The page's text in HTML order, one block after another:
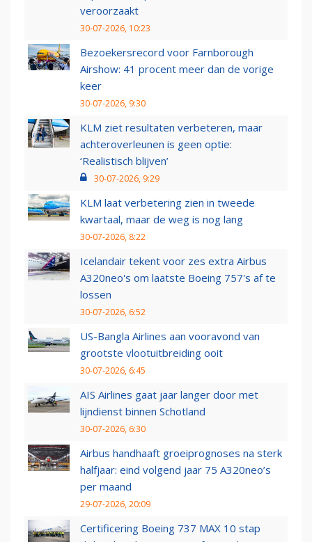
veroorzaakt
30-07-2026, 10:23
Bezoekersrecord voor Farnborough
Airshow: 41 procent meer dan de vorige
keer
30-07-2026, 9:30
KLM ziet resultaten verbeteren, maar
achteroverleunen is geen optie:
‘Realistisch blijven’
30-07-2026, 9:29
KLM laat verbetering zien in tweede
kwartaal, maar de weg is nog lang
30-07-2026, 8:22
Icelandair tekent voor zes extra Airbus
A320neo's om laatste Boeing 757's af te
lossen
30-07-2026, 6:52
US-Bangla Airlines aan vooravond van
grootste vlootuitbreiding ooit
30-07-2026, 6:45
AIS Airlines gaat jaar langer door met
lijndienst binnen Schotland
30-07-2026, 6:30
Airbus handhaaft groeiprognoses na sterk
halfjaar: eind volgend jaar 75 A320neo’s
per maand
29-07-2026, 20:09
Certificering Boeing 737 MAX 10 stap